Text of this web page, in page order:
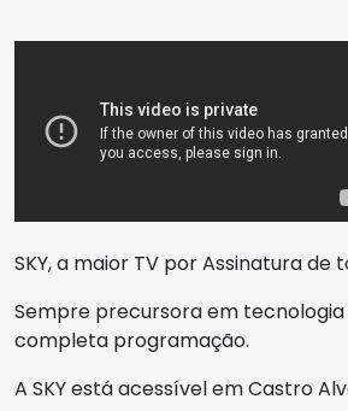
SKY, a maior TV por Assinatura de
Sempre precursora em tecnologia
completa programação.
A SKY está acessível em Castro